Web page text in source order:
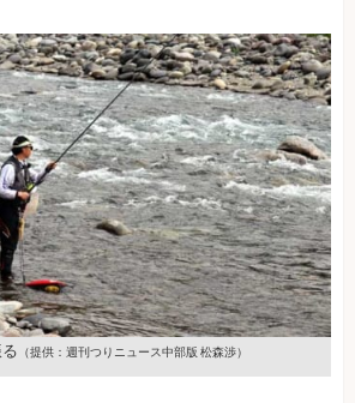
（提供：週刊つりニュース中部版 松森渉）